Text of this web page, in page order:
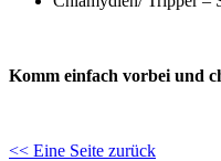
Komm einfach vorbei und
<< Eine Seite zurück